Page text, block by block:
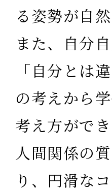
る姿勢が自
また、自分
「自分とは
の考えから
考え方がで
人間関係の
り、円滑な